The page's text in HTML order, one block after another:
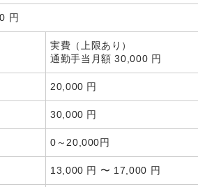
円
実費（上限あり）
通勤手当月額 30,000 円
20,000 円
30,000 円
0～20,000円
13,000 円 〜 17,000 円